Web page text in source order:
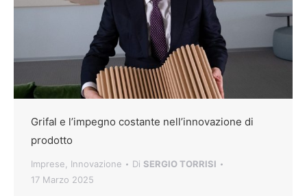
Grifal e l’impegno costante nell’innovazione di
prodotto
Imprese, Innovazione Di SERGIO TORRISI
17 Marzo 2025